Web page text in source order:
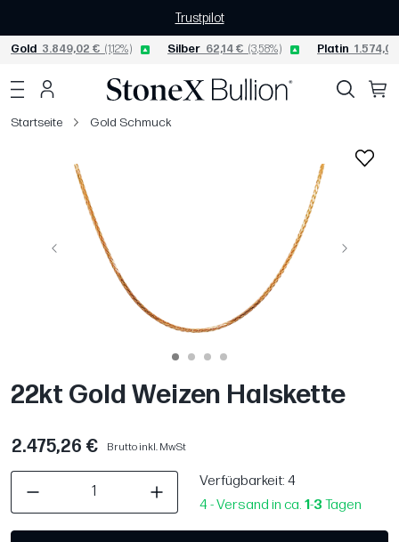
Trustpilot
Gold 3.849,02 € (1,12%) Silber 62,14 € (3,58%) Platin
Startseite Gold Schmuck
Vorige Weiter
22kt Gold Weizen Halskette
2.475,26 € Brutto inkl. MwSt
Verfügbarkeit: 4
4 - Versand in ca. 1-3 Tagen